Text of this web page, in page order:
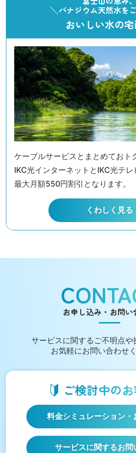
バナジウム天然水を
おいしい水の
ケーブルサービスとまとめておト
IKC光インターネットとIKC光テ
最大月額550円割引となります。
くわしく見る
お申し込み・お問い
サービスに関する ご不明点や
お気軽にお問い合わせく
ご検討中の
料金シミュレーション
サービスに関するお問